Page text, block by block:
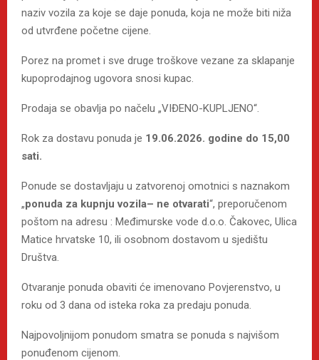
naziv vozila za koje se daje ponuda, koja ne može biti niža
od utvrđene početne cijene.
Porez na promet i sve druge troškove vezane za sklapanje
kupoprodajnog ugovora snosi kupac.
Prodaja se obavlja po načelu „VIĐENO-KUPLJENO“.
Rok za dostavu ponuda je 19.06.2026. godine do 15,00
sati.
Ponude se dostavljaju u zatvorenoj omotnici s naznakom
„ponuda za kupnju vozila– ne otvarati“, preporučenom
poštom na adresu : Međimurske vode d.o.o. Čakovec, Ulica
Matice hrvatske 10, ili osobnom dostavom u sjedištu
Društva.
Otvaranje ponuda obaviti će imenovano Povjerenstvo, u
roku od 3 dana od isteka roka za predaju ponuda.
Najpovoljnijom ponudom smatra se ponuda s najvišom
ponuđenom cijenom.